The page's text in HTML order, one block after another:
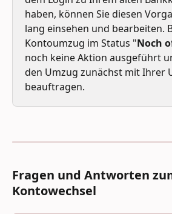
haben, können Sie diesen
lang einsehen und bearbeiten.
Kontoumzug im Status "Noch
noch keine Aktion ausgeführt
den Umzug zunächst mit Ihrer
beauftragen.
Fragen und Antworten
Kontowechsel